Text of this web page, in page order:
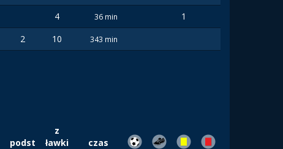
4 36 min
1
2 10 343 min
podst
z
ławki
czas